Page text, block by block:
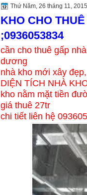
Thứ Năm, 26 tháng 11, 2015
KHO CHO
;0936053834
cần cho thuê gấp
dương
nhà kho mới xây đẹp,
DIỆN TÍCH NHÀ
kho nằm mặt tiền
giá thuê 27tr
chi tiết liên hệ